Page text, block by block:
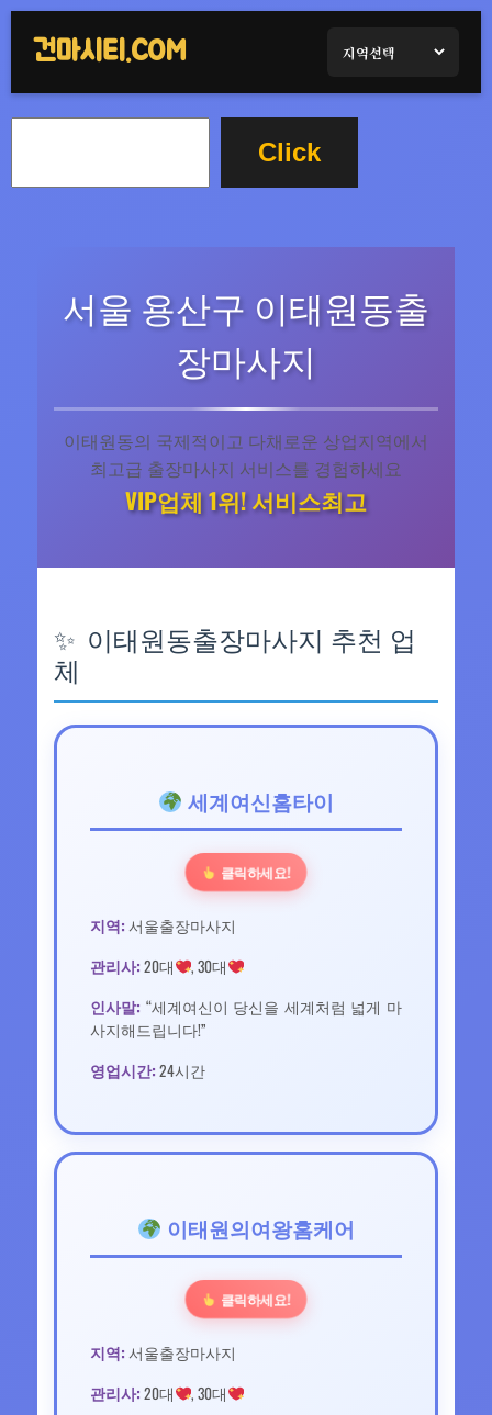
가
건마시티.COM
Click
서울 용산구 이태원동출
장마사지
이태원동의 국제적이고 다채로운 상업지역에서
최고급 출장마사지 서비스를 경험하세요
VIP업체 1위! 서비스최고
이태원동출장마사지 추천 업
체
세계여신홈타이
클릭하세요!
지역: 서울출장마사지
관리사: 20대 , 30대
인사말: “세계여신이 당신을 세계처럼 넓게 마
사지해드립니다!”
영업시간: 24시간
이태원의여왕홈케어
클릭하세요!
지역: 서울출장마사지
관리사: 20대 , 30대